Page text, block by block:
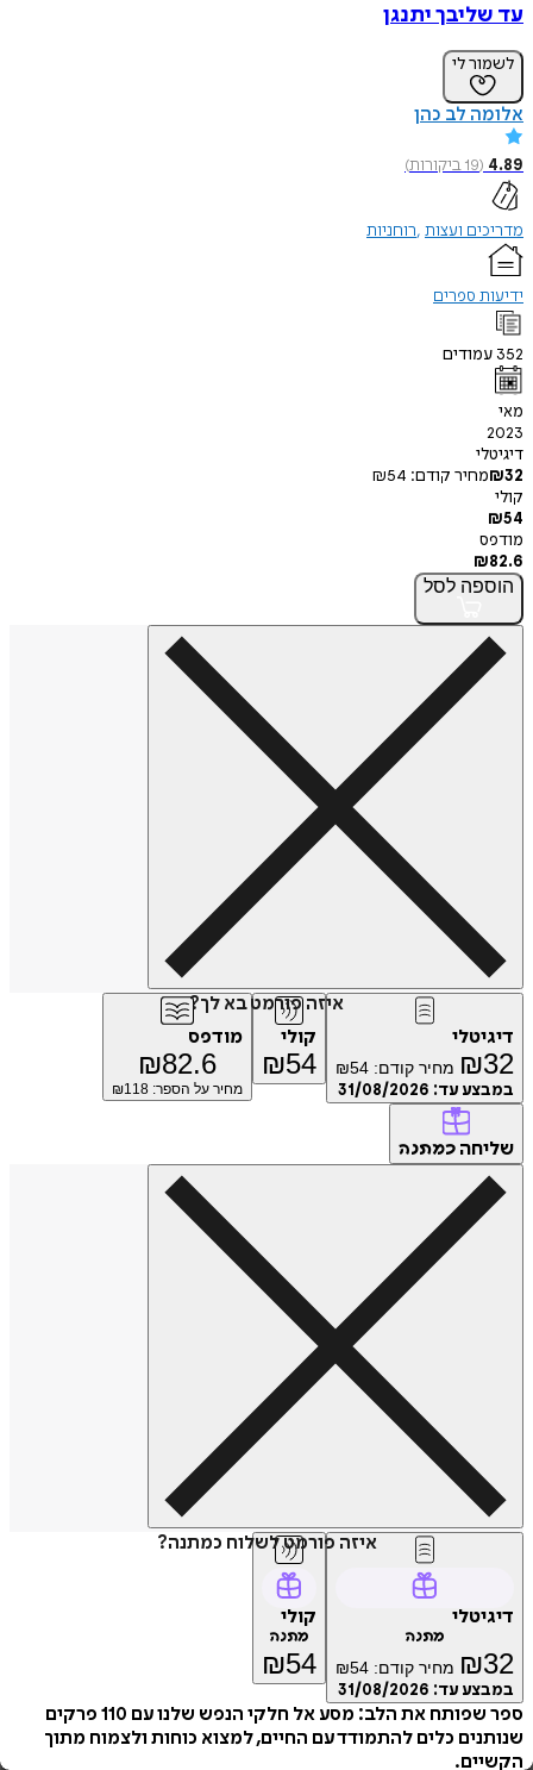
עד שליבך יתנגן
לשמור לי
אלומה לב כהן
4.89
(
19ביקורות)
מדריכים ועצות רוחניות
ידיעות ספרים
352 עמודים
מאי
2023
דיגיטלי
₪32 מחיר קודם: ₪54
קולי
₪54
מודפס
₪82.6
הוספה לסל
איזה פורמט בא לך?
דיגיטלי
₪32 מחיר קודם: ₪54
במבצע עד: 31/08/2026
קולי
₪54
מודפס
₪82.6
מחיר על הספר: ₪ 118
שליחה כמתנה
איזה פורמט לשלוח כמתנה?
דיגיטלי
מתנה
₪32 מחיר קודם: ₪54
במבצע עד: 31/08/2026
קולי
מתנה
₪54
ספר שפותח את הלב: מסע אל חלקי הנפש שלנו עם 110 פרקים
שנותנים כלים להתמודד עם החיים, למצוא כוחות ולצמוח מתוך
הקשיים.